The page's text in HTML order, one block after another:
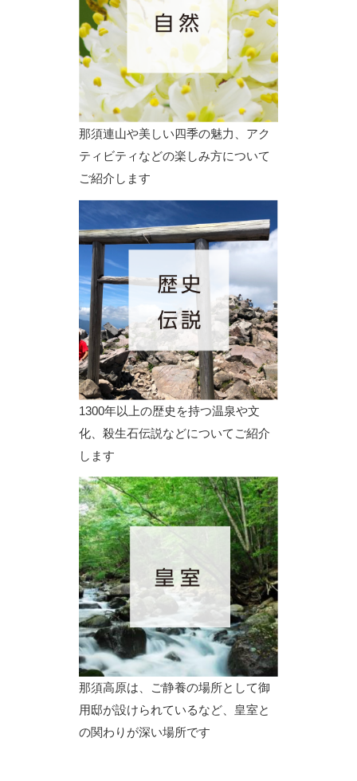
那須連山や美しい四季の魅力、アク
ティビティなどの楽しみ方について
ご紹介します
1300年以上の歴史を持つ温泉や文
化、殺生石伝説などについてご紹介
します
那須高原は、ご静養の場所として御
用邸が設けられているなど、皇室と
の関わりが深い場所です